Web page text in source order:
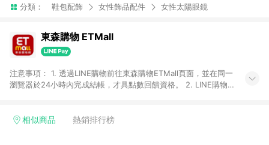
分類： 鞋包配飾 女性飾品配件 女性太陽眼鏡
東森購物 ETMall
注意事項： 1. 透過LINE購物前往東森購物ETMall頁面，並在同一
瀏覽器於24小時內完成結帳，才具點數回饋資格。 2. LINE購物
單，皆不在點數回饋範圍內。 3. 如購買以下類別商品，將無法獲
相似商品 熱銷排行榜